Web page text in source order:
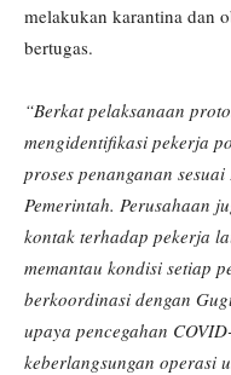
melakukan karantina dan
bertugas.
“Berkat pelaksanaan
mengidentifikasi pekerja
proses penanganan
Pemerintah. Perusahaan
kontak terhadap pekerja
memantau kondisi setiap
berkoordinasi dengan
upaya pencegahan
keberlangsungan operasi